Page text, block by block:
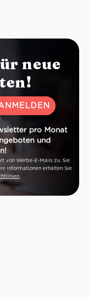
neue
pro Monat
und
von Werbe-E-Mails zu. Sie
Informationen erhalten Sie